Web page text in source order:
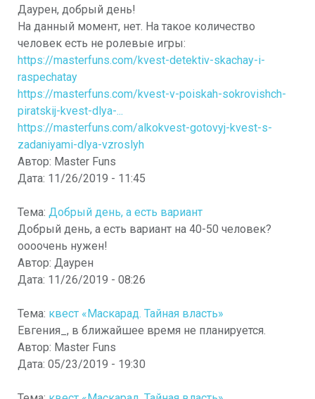
Даурен, добрый день!
На данный момент, нет. На такое количество
человек есть не ролевые игры:
https://masterfuns.com/kvest-detektiv-skachay-i-
raspechatay
https://masterfuns.com/kvest-v-poiskah-sokrovishch-
piratskij-kvest-dlya-...
https://masterfuns.com/alkokvest-gotovyj-kvest-s-
zadaniyami-dlya-vzroslyh
Автор: Master Funs
Дата: 11/26/2019 - 11:45
Тема: Добрый день, а есть вариант
Добрый день, а есть вариант на 40-50 человек?
оооочень нужен!
Автор: Даурен
Дата: 11/26/2019 - 08:26
Тема: квест «Маскарад. Тайная власть»
Евгения_, в ближайшее время не планируется.
Автор: Master Funs
Дата: 05/23/2019 - 19:30